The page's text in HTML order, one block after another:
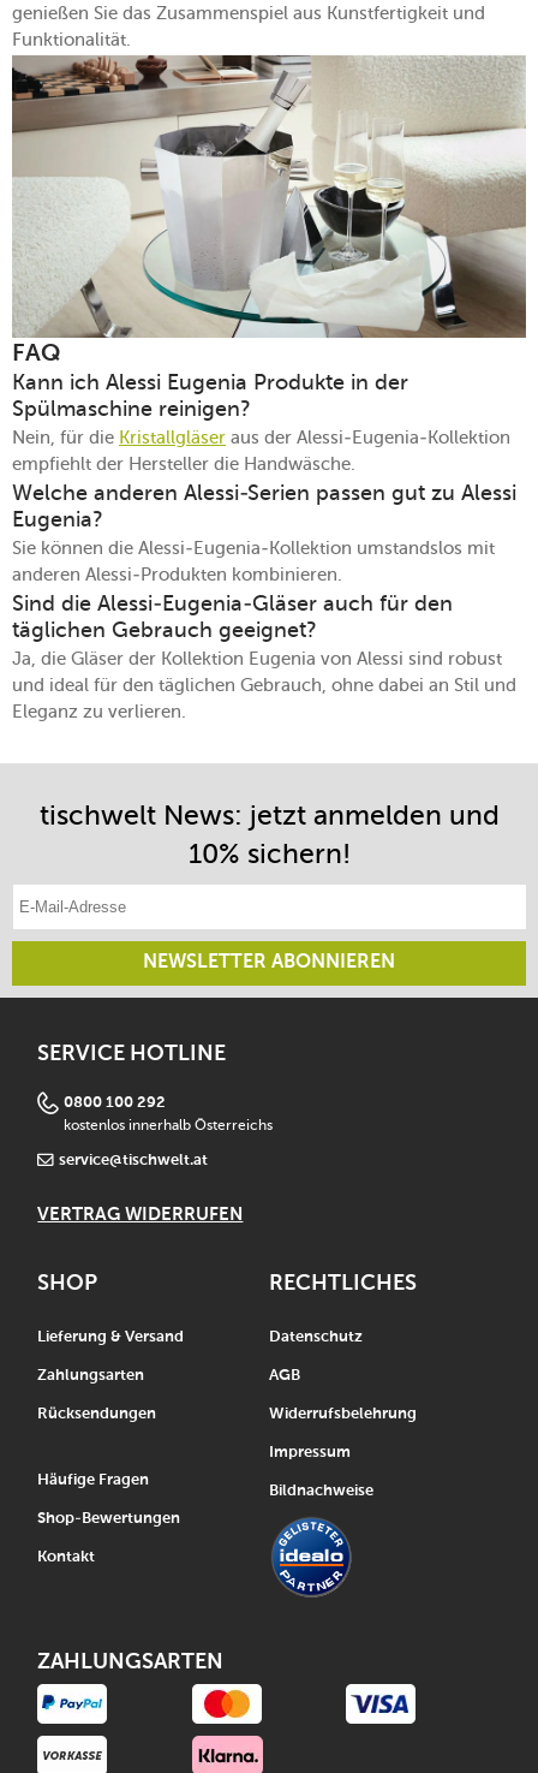
genießen Sie das Zusammenspiel aus Kunstfertigkeit und
Funktionalität.
FAQ
Kann ich Alessi Eugenia Produkte in der
Spülmaschine reinigen?
Nein, für die Kristallgläser aus der Alessi-Eugenia-Kollektion
empfiehlt der Hersteller die Handwäsche.
Welche anderen Alessi-Serien passen gut zu Alessi
Eugenia?
Sie können die Alessi-Eugenia-Kollektion umstandslos mit
anderen Alessi-Produkten kombinieren.
Sind die Alessi-Eugenia-Gläser auch für den
täglichen Gebrauch geeignet?
Ja, die Gläser der Kollektion Eugenia von Alessi sind robust
und ideal für den täglichen Gebrauch, ohne dabei an Stil und
Eleganz zu verlieren.
tischwelt News: jetzt anmelden und
10% sichern!
E-Mail-Adresse eintragen
NEWSLETTER ABONNIEREN
SERVICE HOTLINE
0800 100 292
kostenlos innerhalb Österreichs
service@tischwelt.at
VERTRAG WIDERRUFEN
SHOP
Lieferung & Versand
Zahlungsarten
Rücksendungen
Häufige Fragen
Shop-Bewertungen
Kontakt
RECHTLICHES
Datenschutz
AGB
Widerrufsbelehrung
Impressum
Bildnachweise
ZAHLUNGSARTEN